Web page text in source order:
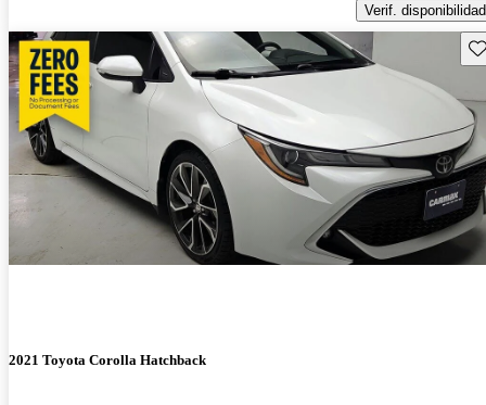
Verif. disponibilidad
2021 Toyota Corolla Hatchback